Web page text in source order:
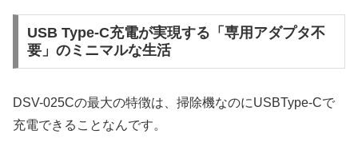
USB Type-C充電が実現する「専用アダプタ不
要」のミニマルな生活
DSV-025Cの最大の特徴は、掃除機なのにUSBType-Cで
充電できることなんです。